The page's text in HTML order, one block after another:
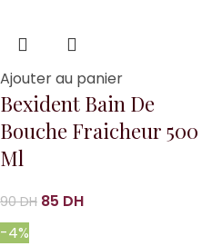
Ajouter au panier
Bexident Bain De
Bouche Fraicheur 500
Ml
90DH 85 DH
-4%